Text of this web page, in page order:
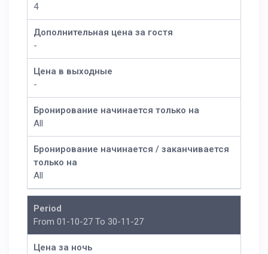
4
Дополнительная цена за гостя
-
Цена в выходные
-
Бронирование начинается только на
All
Бронирование начинается / заканчивается
только на
All
Period
From 01-10-27 To 30-11-27
Цена за ночь